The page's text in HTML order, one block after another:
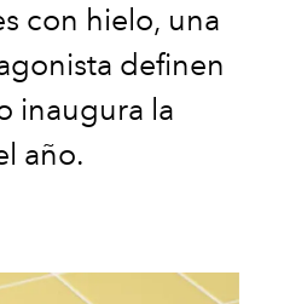
con hielo, una
definen
inaugura la
año.